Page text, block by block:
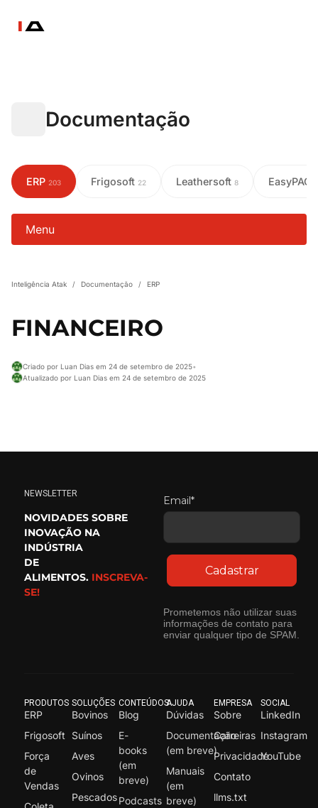
Documentação
ERP 203 Frigosoft 22 Leathersoft 8 EasyPAC
Menu
Inteligência Atak / Documentação / ERP
FINANCEIRO
Criado por Luan Dias em 24 de setembro de 2025•
Atualizado por Luan Dias em 24 de setembro de 2025
NEWSLETTER
NOVIDADES SOBRE
INOVAÇÃO NA
INDÚSTRIA
DE
ALIMENTOS. INSCREVA-
SE!
Email*
Cadastrar
Prometemos não utilizar suas
informações de contato para
enviar qualquer tipo de SPAM.
PRODUTOS
ERP
Frigosoft
Força
de
Vendas
SOLUÇÕES
Bovinos
Suínos
Aves
Ovinos
Pescados
CONTEÚDOS
Blog
E-
books
(em
breve)
Podcasts
AJUDA
Dúvidas
Documentação
(em breve)
Manuais
(em
breve)
EMPRESA
Sobre
Carreiras
Privacidade
Contato
llms.txt
SOCIAL
LinkedIn
Instagram
YouTube